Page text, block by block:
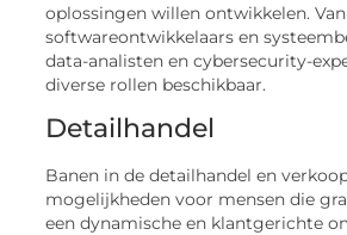
oplossingen willen ontwikkelen. Van
softwareontwikkelaars en
data-analisten en cybersecurity-
diverse rollen beschikbaar.
Detailhandel
Banen in de detailhandel en
mogelijkheden voor mensen die
een dynamische en klantgerichte